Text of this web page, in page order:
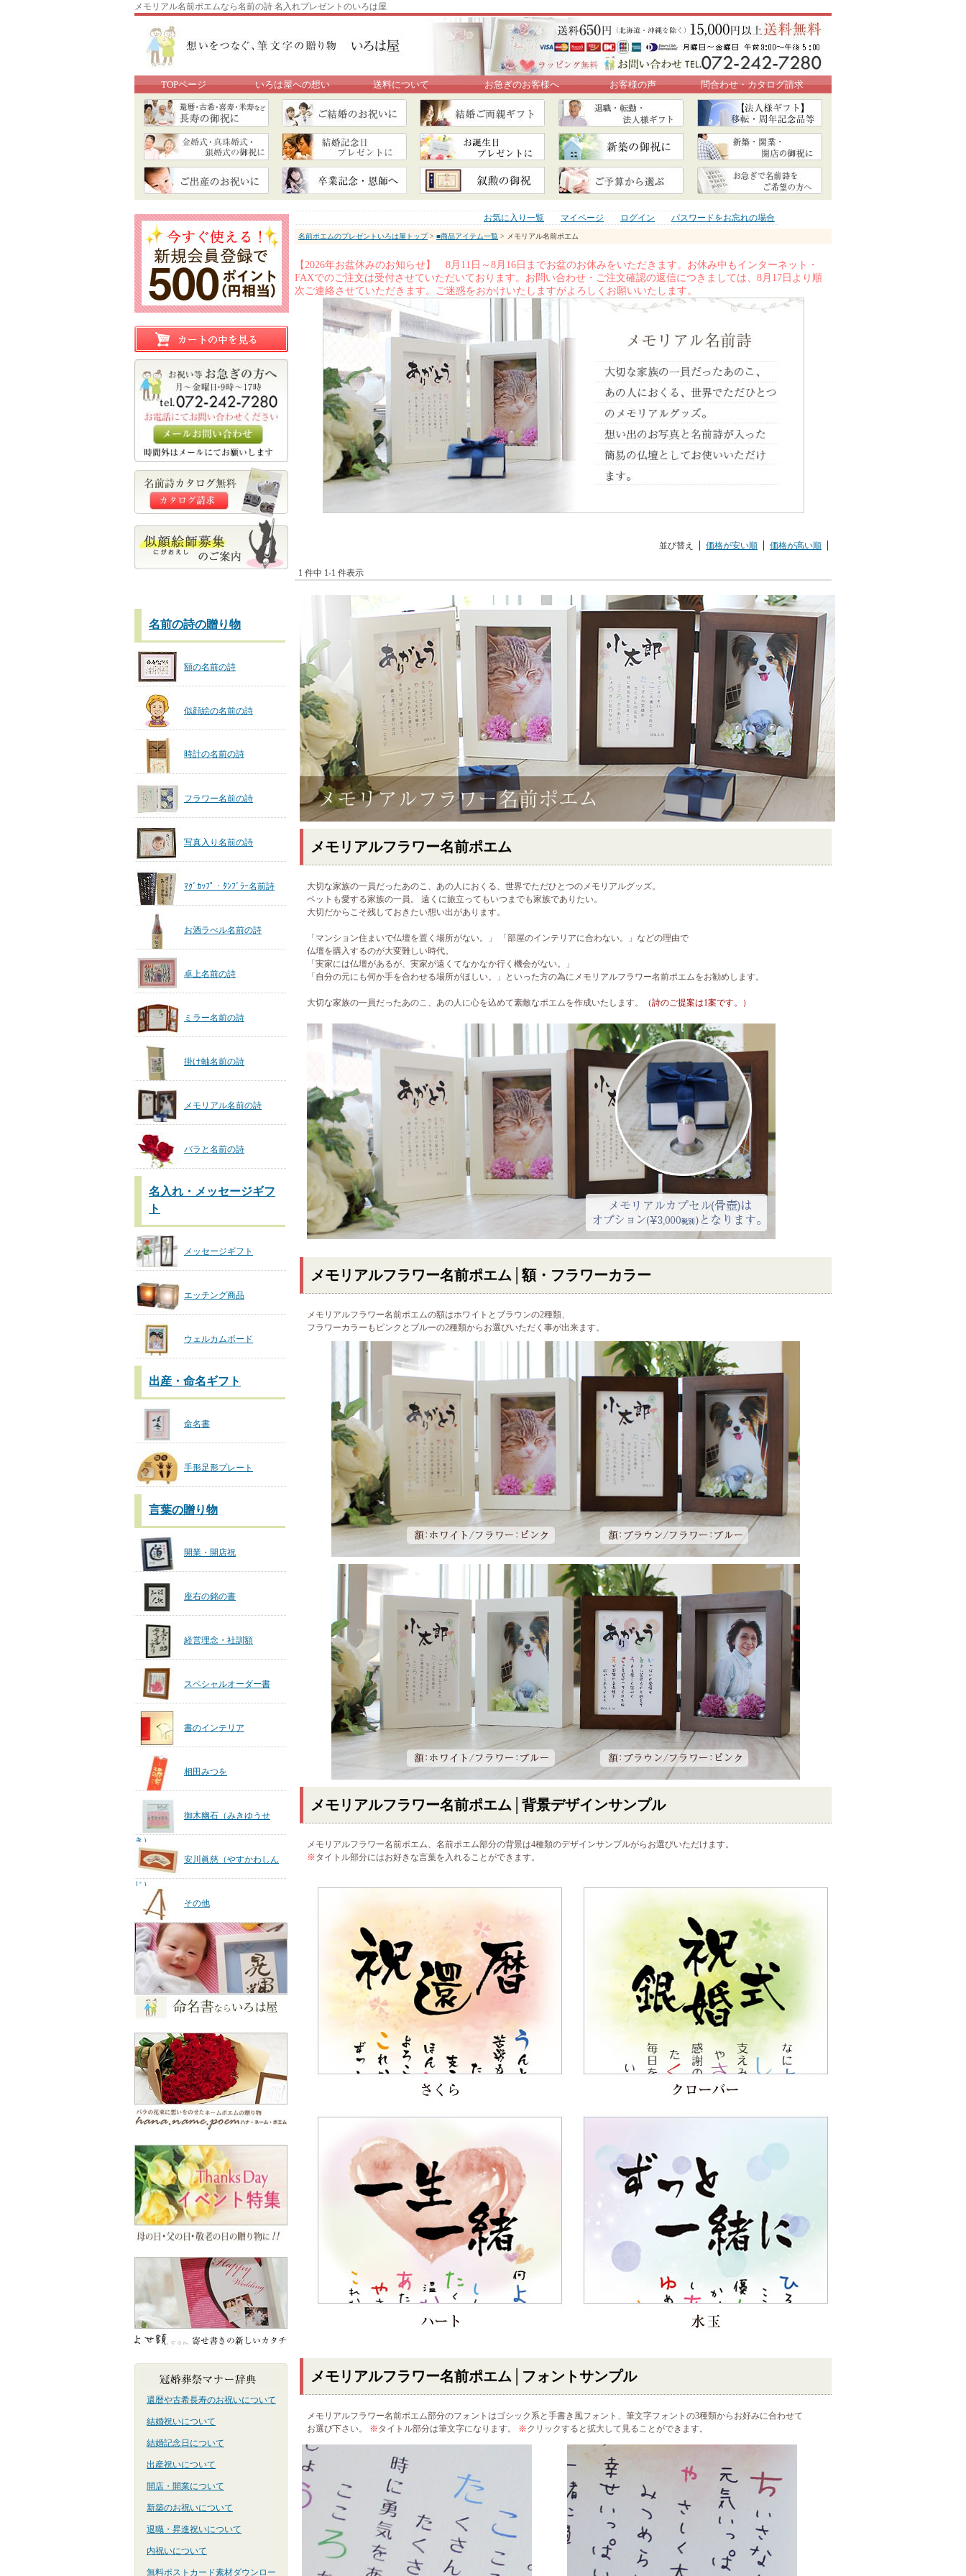
メモリアル名前ポエムなら名前の詩 名入れプレゼントのいろは屋
TOPページ いろは屋への想い 送料について お急ぎのお客様へ お客様の声 問合わせ・カタログ請求
名前の詩の贈り物
額の名前の詩
似顔絵の名前の詩
時計の名前の詩
フラワー名前の詩
写真入り名前の詩
ﾏｸﾞｶｯﾌﾟ・ﾀﾝﾌﾞﾗｰ名前詩
お酒ラべル名前の詩
卓上名前の詩
ミラー名前の詩
掛け軸名前の詩
メモリアル名前の詩
バラと名前の詩
名入れ・メッセージギフ
ト
メッセージギフト
エッチング商品
ウェルカムボード
出産・命名ギフト
命名書
手形足形プレート
言葉の贈り物
開業・開店祝
座右の銘の書
経営理念・社訓額
スペシャルオーダー書
書のインテリア
相田みつを
御木幽石（みきゆうせ
き）
安川眞慈（やすかわしん
じ）
その他
還暦や古希長寿のお祝いについて
結婚祝いについて
結婚記念日について
出産祝いについて
開店・開業について
新築のお祝いについて
退職・昇進祝いについて
内祝いについて
無料ポストカード素材ダウンロー
お気に入り一覧 マイページ ログイン パスワードをお忘れの場合
名前ポエムのプレゼントいろは屋トップ> ■商品アイテム一覧 > メモリアル名前ポエム
【2026年お盆休みのお知らせ】 8月11日～8月16日までお盆のお休みをいただきます。お休み中もインターネット・
FAXでのご注文は受付させていただいております。お問い合わせ・ご注文確認の返信につきましては、8月17日より順
次ご連絡させていただきます。ご迷惑をおかけいたしますがよろしくお願いいたします。
並び替え 価格が安い順 価格が高い順
1 件中 1-1 件表示
メモリアルフラワー名前ポエム
大切な家族の一員だったあのこ、あの人におくる、世界でただひとつのメモリアルグッズ。
ペットも愛する家族の一員。 遠くに旅立ってもいつまでも家族でありたい。
大切だからこそ残しておきたい想い出があります。
「マンション住まいで仏壇を置く場所がない。」 「部屋のインテリアに合わない。」などの理由で
仏壇を購入するのが大変難しい時代。
「実家には仏壇があるが、実家が遠くてなかなか行く機会がない。」
「自分の元にも何か手を合わせる場所がほしい。」といった方の為にメモリアルフラワー名前ポエムをお勧めします。
大切な家族の一員だったあのこ、あの人に心を込めて素敵なポエムを作成いたします。 （詩のご提案は1案です。）
メモリアルフラワー名前ポエム │額・フラワーカラー
メモリアルフラワー名前ポエムの額はホワイトとブラウンの2種類、
フラワーカラーもピンクとブルーの2種類からお選びいただく事が出来ます。
メモリアルフラワー名前ポエム│背景デザインサンプル
メモリアルフラワー名前ポエム、名前ポエム部分の背景は4種類のデザインサンプルがらお選びいただけます。
※タイトル部分にはお好きな言葉を入れることができます。
メモリアルフラワー名前ポエム │フォントサンプル
メモリアルフラワー名前ポエム部分のフォントはゴシック系と手書き風フォント、筆文字フォントの3種類からお好みに合わせて
お選び下さい。 ※タイトル部分は筆文字になります。 ※クリックすると拡大して見ることができます。